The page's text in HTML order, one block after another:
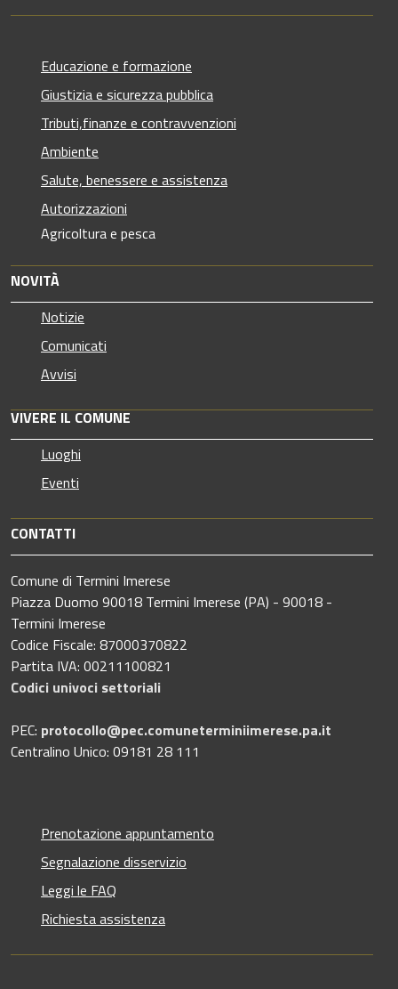
Educazione e formazione
Giustizia e sicurezza pubblica
Tributi,finanze e contravvenzioni
Ambiente
Salute, benessere e assistenza
Autorizzazioni
Agricoltura e pesca
NOVITÀ
Notizie
Comunicati
Avvisi
VIVERE IL COMUNE
Luoghi
Eventi
CONTATTI
Comune di Termini Imerese
Piazza Duomo 90018 Termini Imerese (PA) - 90018 -
Termini Imerese
Codice Fiscale: 87000370822
Partita IVA: 00211100821
Codici univoci settoriali
PEC: protocollo@pec.comuneterminiimerese.pa.it
Centralino Unico: 09181 28 111
Prenotazione appuntamento
Segnalazione disservizio
Leggi le FAQ
Richiesta assistenza